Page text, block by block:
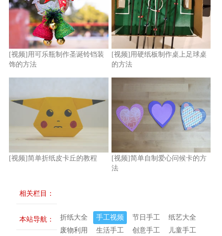
[视频]用可乐瓶制作圣诞铃铛装
饰的方法
[视频]用硬纸板制作桌上足球桌
的方法
[视频]简单折纸皮卡丘的教程
[视频]简单自制爱心问候卡的方
法
相关栏目：
本站导航： 折纸大全 手工视频 节日手工
纸艺大全
废物利用
生活手工 创意手工 儿童手工